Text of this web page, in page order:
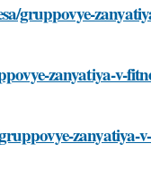
gruppovye-
zanyatiya-v-
zanyatiya-